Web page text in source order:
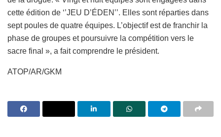
cette édition de ‘’JEU D’ÉDEN’’. Elles sont réparties dans
sept poules de quatre équipes. L’objectif est de franchir la
phase de groupes et poursuivre la compétition vers le
sacre final », a fait comprendre le président.
ATOP/AR/GKM